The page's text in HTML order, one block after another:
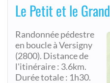
Le Petit et le
Randonnée pédestre
en boucle à Versigny
(2800). Distance de
l'itinéraire : 3.6km.
Durée totale : 1h30.